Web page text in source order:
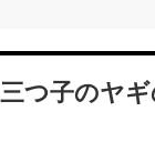
つ子のヤ